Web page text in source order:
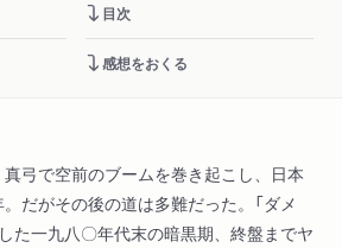
目次
感想をおくる
弓で空前のブームを巻き起こし、日本
だがその後の道は多難だった。「ダメ
た一九八〇年代末の暗黒期、終盤までヤ